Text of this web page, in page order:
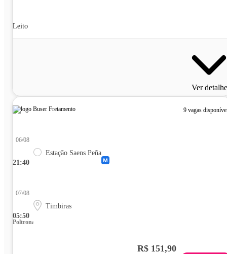
Leito
Ver
9 vagas
21:40
06/08
Estação Saens Peña
05:50
07/08
Timbiras
Poltrona
R$ 151,90